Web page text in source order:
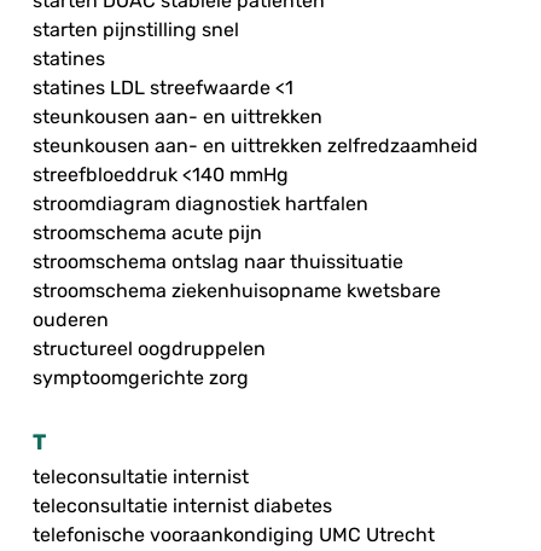
starten pijnstilling snel
statines
statines LDL streefwaarde <1
steunkousen aan- en uittrekken
steunkousen aan- en uittrekken zelfredzaamheid
streefbloeddruk <140 mmHg
stroomdiagram diagnostiek hartfalen
stroomschema acute pijn
stroomschema ontslag naar thuissituatie
stroomschema ziekenhuisopname kwetsbare
ouderen
structureel oogdruppelen
symptoomgerichte zorg
T
teleconsultatie internist
teleconsultatie internist diabetes
telefonische vooraankondiging UMC Utrecht